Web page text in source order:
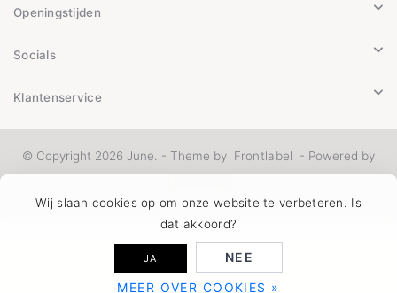
Wij slaan cookies op om onze website te verbeteren. Is
dat akkoord?
JA
NEE
MEER OVER COOKIES »
Openingstijden
Socials
Klantenservice
© Copyright 2026 June. - Theme by Frontlabel
- Powered by